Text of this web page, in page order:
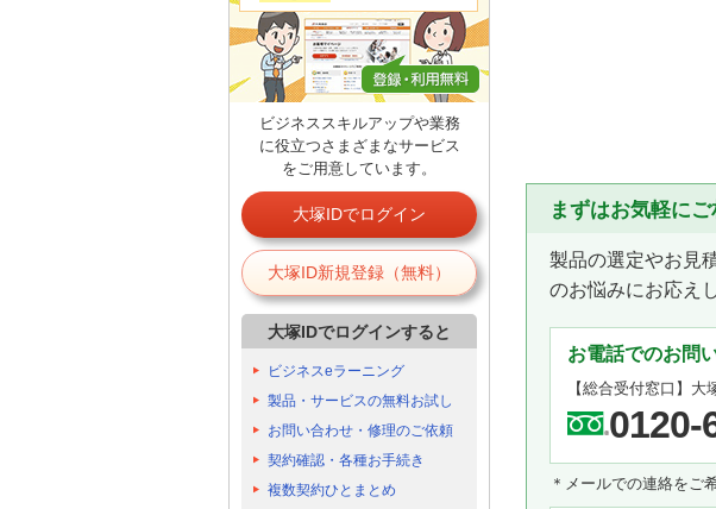
まずはお気軽にご
製品の選定やお見
のお悩みにお応え
お電話でのお問
【総合受付窓口】 大
0120-
＊メールでの連絡をご
ビジネススキルアップや業務
に役立つさまざまなサービス
をご用意しています。
大塚IDでログイン
大塚ID新規登録（無料）
大塚IDでログインすると
ビジネスeラーニング
製品・サービスの無料お試し
お問い合わせ・修理のご依頼
契約確認・各種お手続き
複数契約ひとまとめ